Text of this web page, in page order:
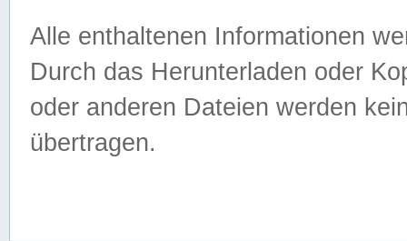
Alle enthaltenen Informationen
Durch das Herunterladen oder
oder anderen Dateien werden
übertragen.